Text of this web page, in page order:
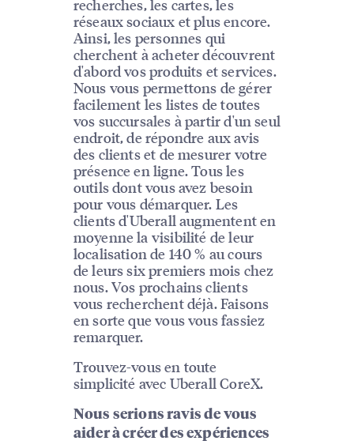
recherches, les cartes, les
réseaux sociaux et plus encore.
Ainsi, les personnes qui
cherchent à acheter découvrent
d'abord vos produits et services.
Nous vous permettons de gérer
facilement les listes de toutes
vos succursales à partir d'un seul
endroit, de répondre aux avis
des clients et de mesurer votre
présence en ligne. Tous les
outils dont vous avez besoin
pour vous démarquer. Les
clients d'Uberall augmentent en
moyenne la visibilité de leur
localisation de 140 % au cours
de leurs six premiers mois chez
nous. Vos prochains clients
vous recherchent déjà. Faisons
en sorte que vous vous fassiez
remarquer.
Trouvez-vous en toute
simplicité avec Uberall CoreX.
Nous serions ravis de vous
aider à créer des expériences